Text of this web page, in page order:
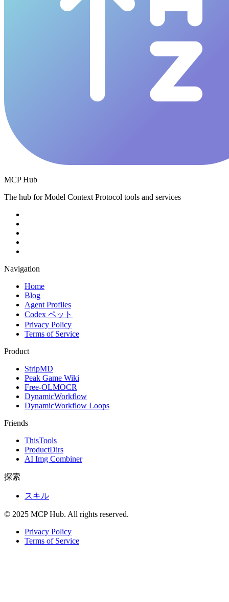
MCP Hub
The hub for Model Context Protocol tools and services
Navigation
Home
Blog
Agent Profiles
Codex ペット
Privacy Policy
Terms of Service
Product
StripMD
Peak Game Wiki
Free-OLMOCR
DynamicWorkflow
DynamicWorkflow Loops
Friends
ThisTools
ProductDirs
AI Img Combiner
探索
スキル
© 2025 MCP Hub. All rights reserved.
Privacy Policy
Terms of Service